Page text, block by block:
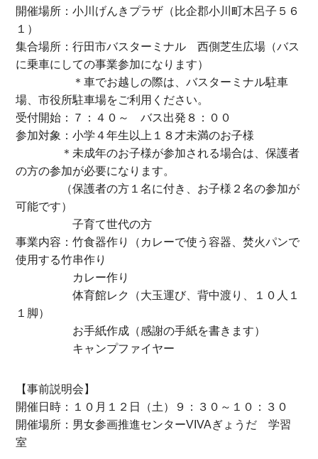
開催場所：小川げんきプラザ（比企郡小川町木呂子５６
１）
集合場所：行田市バスターミナル 西側芝生広場（バス
に乗車にしての事業参加になります）
＊車でお越しの際は、バスターミナル駐車
場、市役所駐車場をご利用ください。
受付開始：７：４０～ バス出発８：００
参加対象：小学４年生以上１８才未満のお子様
＊未成年のお子様が参加される場合は、保護者
の方の参加が必要になります。
（保護者の方１名に付き、お子様２名の参加が
可能です）
子育て世代の方
事業内容：竹食器作り（カレーで使う容器、焚火パンで
使用する竹串作り
カレー作り
体育館レク（大玉運び、背中渡り、１０人１
１脚）
お手紙作成（感謝の手紙を書きます）
キャンプファイヤー
【事前説明会】
開催日時：１０月１２日（土）９：３０～１０：３０
開催場所：男女参画推進センターVIVAぎょうだ 学習
室